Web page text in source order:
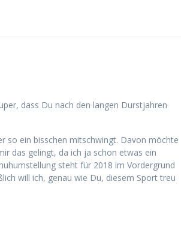
dass Du nach den langen Durstjahren
so ein bisschen mitschwingt. Davon möchte
das gelingt, da ich ja schon etwas ein
steht für 2018 im Vordergrund
will ich, genau wie Du, diesem Sport treu